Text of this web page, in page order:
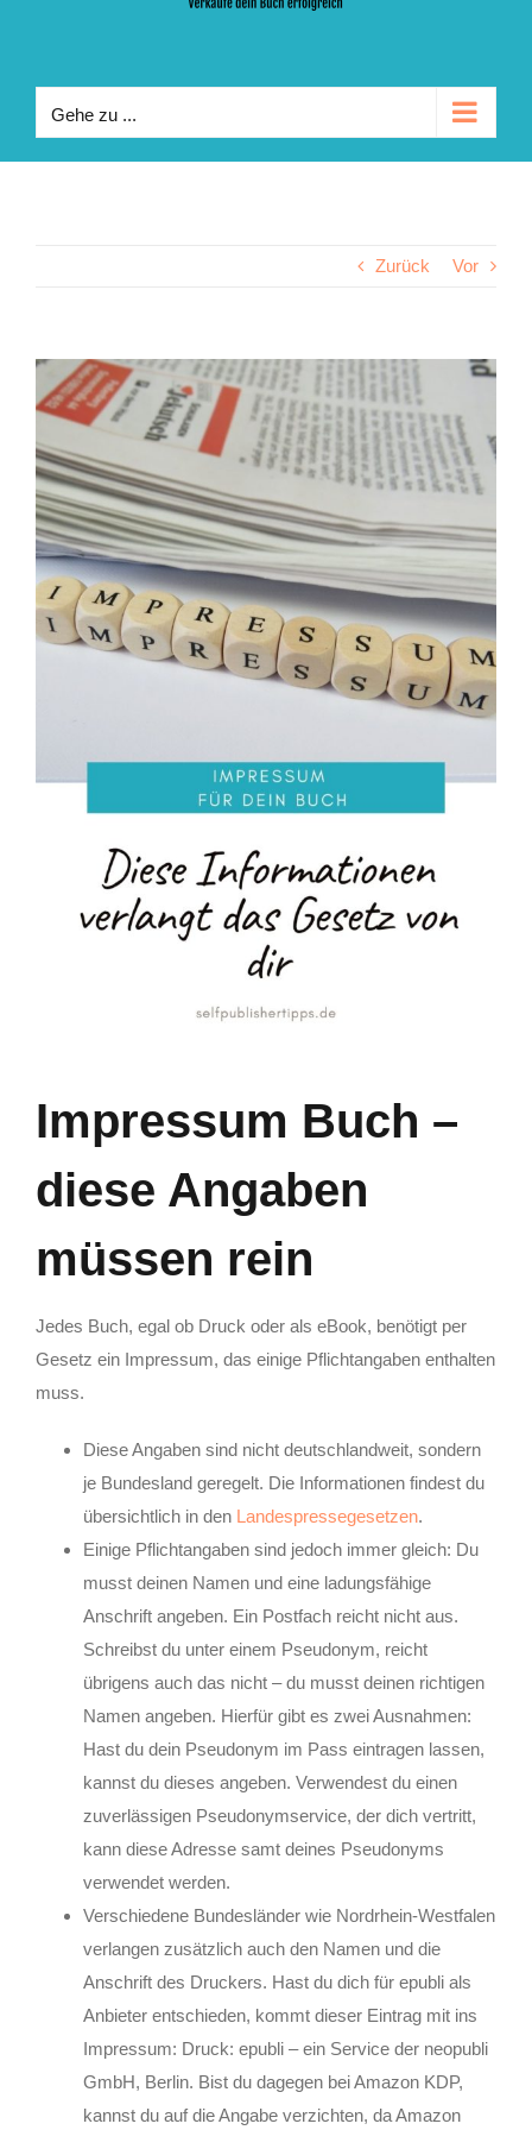
Gehe zu ...
Zurück Vor
Zeige
grösseres
Bild
Impressum Buch –
diese Angaben
müssen rein
Jedes Buch, egal ob Druck oder als eBook, benötigt per
Gesetz ein Impressum, das einige Pflichtangaben enthalten
muss.
Diese Angaben sind nicht deutschlandweit, sondern
je Bundesland geregelt. Die Informationen findest du
übersichtlich in den Landespressegesetzen.
Einige Pflichtangaben sind jedoch immer gleich: Du
musst deinen Namen und eine ladungsfähige
Anschrift angeben. Ein Postfach reicht nicht aus.
Schreibst du unter einem Pseudonym, reicht
übrigens auch das nicht – du musst deinen richtigen
Namen angeben. Hierfür gibt es zwei Ausnahmen:
Hast du dein Pseudonym im Pass eintragen lassen,
kannst du dieses angeben. Verwendest du einen
zuverlässigen Pseudonymservice, der dich vertritt,
kann diese Adresse samt deines Pseudonyms
verwendet werden.
Verschiedene Bundesländer wie Nordrhein-Westfalen
verlangen zusätzlich auch den Namen und die
Anschrift des Druckers. Hast du dich für epubli als
Anbieter entschieden, kommt dieser Eintrag mit ins
Impressum: Druck: epubli – ein Service der neopubli
GmbH, Berlin. Bist du dagegen bei Amazon KDP,
kannst du auf die Angabe verzichten, da Amazon